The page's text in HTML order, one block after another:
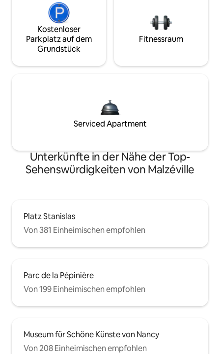
Kostenloser
Parkplatz auf dem
Grundstück
Fitnessraum
Serviced Apartment
Unterkünfte in der Nähe der Top-
Sehenswürdigkeiten von Malzéville
Platz Stanislas
Von 381 Einheimischen empfohlen
Parc de la Pépinière
Von 199 Einheimischen empfohlen
Museum für Schöne Künste von Nancy
Von 208 Einheimischen empfohlen